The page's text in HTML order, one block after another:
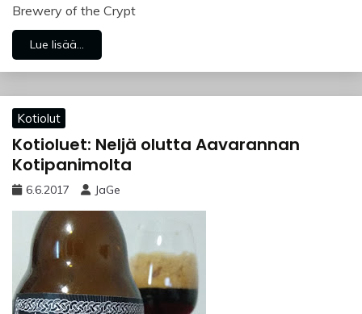
Brewery of the Crypt
Lue lisää...
Kotiolut
Kotioluet: Neljä olutta Aavarannan
Kotipanimolta
6.6.2017 JaGe